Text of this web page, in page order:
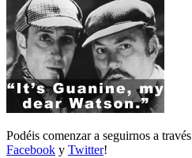
Podéis comenzar a seguirnos a
Facebook y Twitter!